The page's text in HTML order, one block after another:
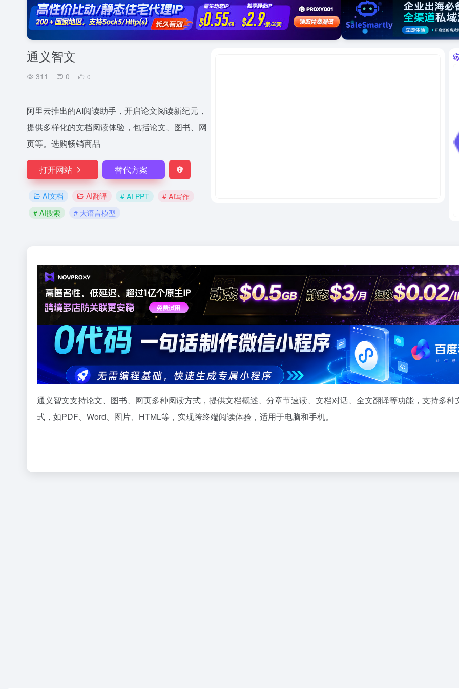
通义智文
311 0 0
阿里云推出的AI阅读助手，开启论文阅读新纪元，
提供多样化的文档阅读体验，包括论文、图书、网
页等。选购畅销商品
打开网站 替代方案
AI文档 AI翻译 # AI PPT
# AI写作
# AI搜索
# 大语言模型
通义智文支持论文、图书、网页多种阅读方式，提供文档概述、分章节速读、文档对话、全文翻译等功能，支持多种
式，如PDF、Word、图片、HTML等，实现跨终端阅读体验，适用于电脑和手机。